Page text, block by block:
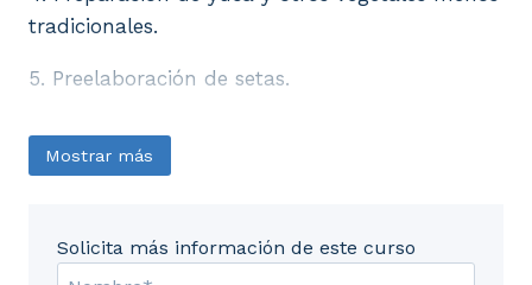
tradicionales.
5. Preelaboración de setas.
Mostrar más
Solicita más información de este curso